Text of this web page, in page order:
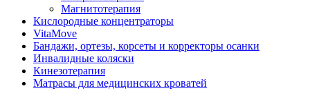
Магнитотерапия
Кислородные концентраторы
VitaMove
Бандажи, ортезы, корсеты и корректоры осанки
Инвалидные коляски
Кинезотерапия
Матрасы для медицинских кроватей